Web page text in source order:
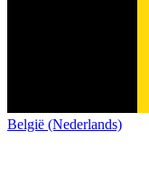
België (Nederlands)